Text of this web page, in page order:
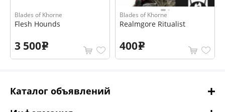
Blades of Khorne
Flesh Hounds
3 500e
Blades of Khorne
Realmgore Ritualist
400e
Каталог объявлений